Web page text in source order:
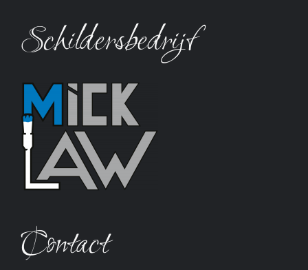
Schildersbedrijf
Contact